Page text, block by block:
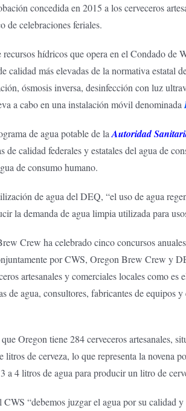
concedida en 2015 a los cerveceros
de celebraciones feriales.
hídricos que opera en el Condado
calidad más elevadas de la normativa estatal
ósmosis inversa, desinfección con luz
a cabo en una instalación móvil denominada
de agua potable de la Autoridad
calidad federales y estatales del agua de
de consumo humano.
de agua del DEQ, “el uso de agua
la demanda de agua limpia utilizada para
Crew ha celebrado cinco concursos
por CWS, Oregon Brew Crew y
artesanales y comerciales locales como
de agua, consultores, fabricantes de equipos
Oregon tiene 284 cerveceros artesanales,
de cerveza, lo que representa la
a 4 litros de agua para producir un litro de
“debemos juzgar el agua por su calidad